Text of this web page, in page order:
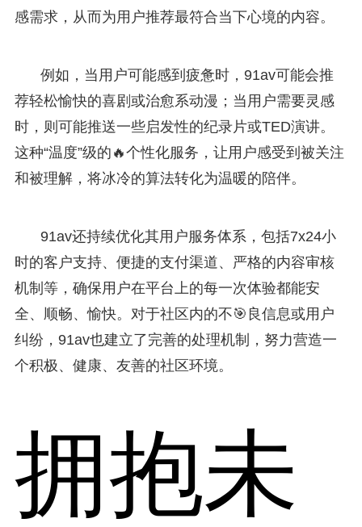
感需求，从而为用户推荐最符合当下心境的内容。
例如，当用户可能感到疲惫时，91av可能会推
荐轻松愉快的喜剧或治愈系动漫；当用户需要灵感
时，则可能推送一些启发性的纪录片或TED演讲。
这种“温度”级的🔥个性化服务，让用户感受到被关注
和被理解，将冰冷的算法转化为温暖的陪伴。
91av还持续优化其用户服务体系，包括7x24小
时的客户支持、便捷的支付渠道、严格的内容审核
机制等，确保用户在平台上的每一次体验都能安
全、顺畅、愉快。对于社区内的不🎯良信息或用户
纠纷，91av也建立了完善的处理机制，努力营造一
个积极、健康、友善的社区环境。
拥抱未